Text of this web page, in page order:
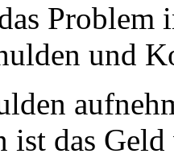
und
ist das